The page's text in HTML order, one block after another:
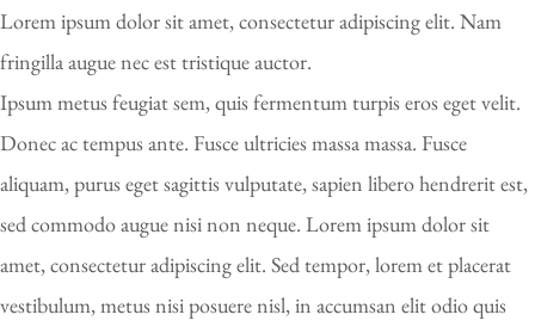
Lorem ipsum dolor sit amet, consectetur adipiscing elit. Nam
fringilla augue nec est tristique auctor.
Ipsum metus feugiat sem, quis fermentum turpis eros eget velit.
Donec ac tempus ante. Fusce ultricies massa massa. Fusce
aliquam, purus eget sagittis vulputate, sapien libero hendrerit est,
sed commodo augue nisi non neque. Lorem ipsum dolor sit
amet, consectetur adipiscing elit. Sed tempor, lorem et placerat
vestibulum, metus nisi posuere nisl, in accumsan elit odio quis